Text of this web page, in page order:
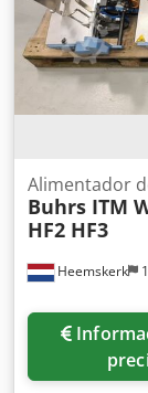
de Buhrs -
Módulos de
Apmorf -
de fricción y
de producción
Heemskerk
Alimentador
Buhrs ITM
HF2 HF3
Información de